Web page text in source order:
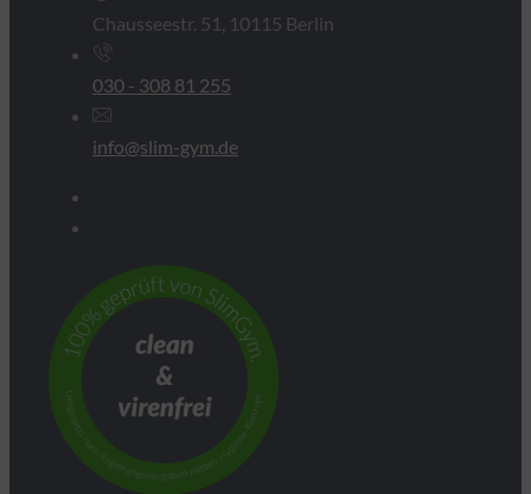
Chausseestr. 51, 10115 Berlin
030 - 308 81 255
info@slim-gym.de